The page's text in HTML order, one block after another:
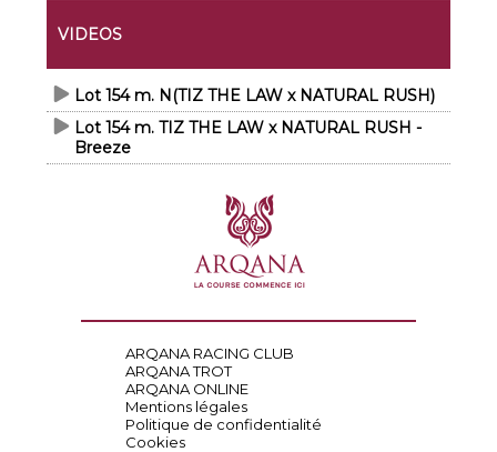
VIDEOS
Lot 154 m. N(TIZ THE LAW x NATURAL RUSH)
Lot 154 m. TIZ THE LAW x NATURAL RUSH -
Breeze
ARQANA RACING CLUB
ARQANA TROT
ARQANA ONLINE
Mentions légales
Politique de confidentialité
Cookies